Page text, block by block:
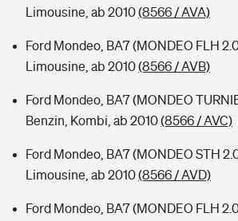
Limousine, ab 2010(8566 / AVA)
Ford Mondeo, BA7 (MONDEO FLH
Limousine, ab 2010(8566 / AVB)
Ford Mondeo, BA7 (MONDEO
Benzin, Kombi, ab 2010(8566 / AVC)
Ford Mondeo, BA7 (MONDEO STH
Limousine, ab 2010(8566 / AVD)
Ford Mondeo, BA7 (MONDEO FLH